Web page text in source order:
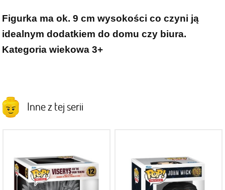
Figurka ma ok. 9 cm wysokości co czyni ją
idealnym dodatkiem do domu czy biura.
Kategoria wiekowa 3+
Inne z tej serii